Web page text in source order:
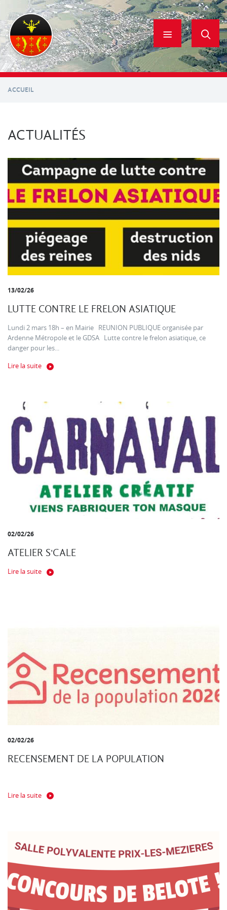
contenu
principal
ACCUEIL
ACTUALITÉS
13/02/26
LUTTE CONTRE LE FRELON ASIATIQUE
Lundi 2 mars 18h – en Mairie REUNION PUBLIQUE organisée par
Ardenne Métropole et le GDSA Lutte contre le frelon asiatique, ce
danger pour les...
Lire la suite
02/02/26
ATELIER S'CALE
Lire la suite
02/02/26
RECENSEMENT DE LA POPULATION
Lire la suite